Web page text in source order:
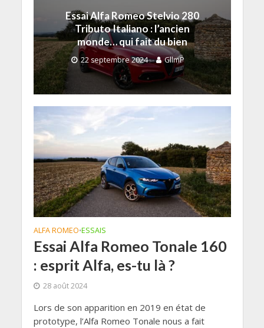
Essai Alfa Romeo Stelvio 280
Tributo Italiano : l’ancien
monde… qui fait du bien
22 septembre 2024 GllmP
ALFA ROMEO•ESSAIS
Essai Alfa Romeo Tonale 160
: esprit Alfa, es-tu là ?
28 août 2024
Lors de son apparition en 2019 en état de
prototype, l’Alfa Romeo Tonale nous a fait